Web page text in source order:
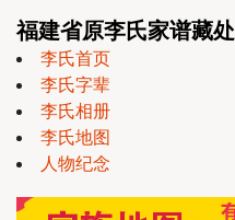
福建省原李氏家谱藏处
李氏首页
李氏字辈
李氏相册
李氏地图
人物纪念